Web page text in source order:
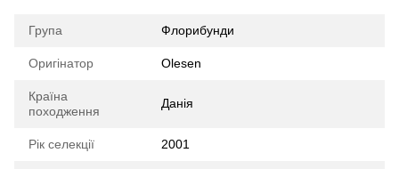
Група Флорибунди
Оригінатор Olesen
Країна
походження
Данія
Рік селекції 2001